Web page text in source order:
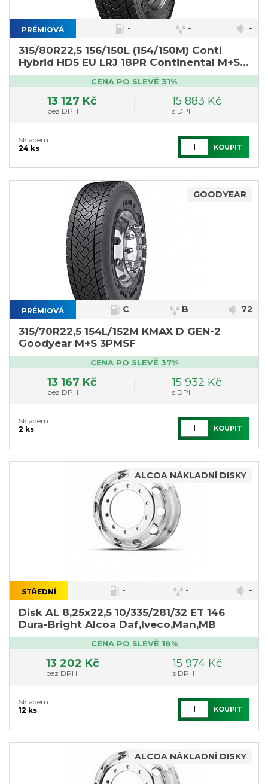
PRÉMIOVÁ - - -
315/80R22,5 156/150L (154/150M) Conti
Hybrid HD5 EU LRJ 18PR Continental M+S
3PMSF
CENA PO SLEVĚ 31%
13 127 Kč
bez DPH
15 883 Kč
s DPH
Skladem:
24 ks
KOUPIT
GOODYEAR
PRÉMIOVÁ C B 72
315/70R22,5 154L/152M KMAX D GEN-2
Goodyear M+S 3PMSF
CENA PO SLEVĚ 37%
13 167 Kč
bez DPH
15 932 Kč
s DPH
Skladem:
2 ks
KOUPIT
ALCOA NÁKLADNÍ DISKY
STŘEDNÍ - - -
Disk AL 8,25x22,5 10/335/281/32 ET 146
Dura-Bright Alcoa Daf,Iveco,Man,MB
CENA PO SLEVĚ 18%
13 202 Kč
bez DPH
15 974 Kč
s DPH
Skladem:
12 ks
KOUPIT
ALCOA NÁKLADNÍ DISKY